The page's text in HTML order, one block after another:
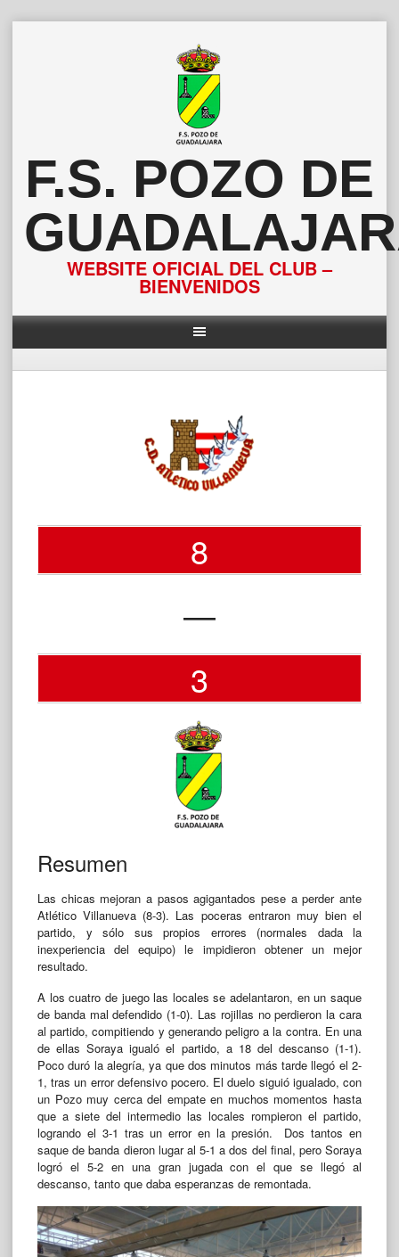
F.S. POZO DE
WEBSITE OFICIAL DEL CLUB –
BIENVENIDOS
8
—
3
Resumen
Las chicas mejoran a pasos agigantados pese a perder ante
Atlético Villanueva (8-3). Las poceras entraron muy bien el
partido, y sólo sus propios errores (normales dada la
inexperiencia del equipo) le impidieron obtener un mejor
resultado.
A los cuatro de juego las locales se adelantaron, en un saque
de banda mal defendido (1-0). Las rojillas no perdieron la cara
al partido, compitiendo y generando peligro a la contra. En una
de ellas Soraya igualó el partido, a 18 del descanso (1-1).
Poco duró la alegría, ya que dos minutos más tarde llegó el 2-
1, tras un error defensivo pocero. El duelo siguió igualado, con
un Pozo muy cerca del empate en muchos momentos hasta
que a siete del intermedio las locales rompieron el partido,
logrando el 3-1 tras un error en la presión. Dos tantos en
saque de banda dieron lugar al 5-1 a dos del final, pero Soraya
logró el 5-2 en una gran jugada con el que se llegó al
descanso, tanto que daba esperanzas de remontada.